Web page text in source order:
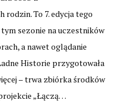
rodzin. To 7. edycja tego
sezonie na uczestników
a nawet oglądanie
Historie przygotowała
– trwa zbiórka środków
„Łączą…